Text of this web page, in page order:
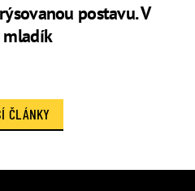
postavu. V
mladík
ČLÁNKY